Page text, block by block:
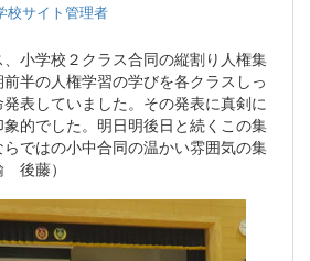
校サイト管理者
小学校２クラス合同の縦割り人権集
半の人権学習の学びを各クラスしっ
表していました。その発表に真剣に
的でした。明日明後日と続くこの集
ではの小中合同の温かい雰囲気の集
後藤）